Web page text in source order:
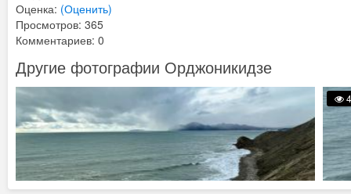
Оценка: (Оценить)
Просмотров: 365
Комментариев: 0
Другие фотографии Орджоникидзе